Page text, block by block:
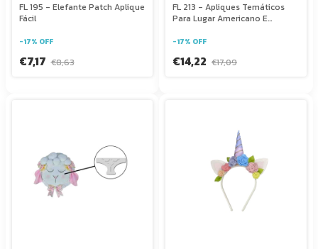
FL 195 - Elefante Patch Aplique
Fácil
-17% OFF
€7,17 €8,63
FL 213 - Apliques Temáticos
Para Lugar Americano E
-17% OFF
€14,22 €17,09